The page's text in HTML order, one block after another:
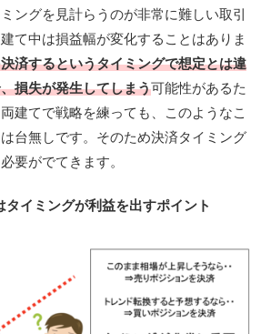
ングを見計らうのが非常に難しい取引
て中は損益幅が変化することはありま
済するというタイミングで想定とは違
損失が発生してしまう可能性があるた
建てで戦略を練っても、このようなこ
台無しです。そのため決済タイミング
要がでてきます。
タイミングが利益を出すポイント